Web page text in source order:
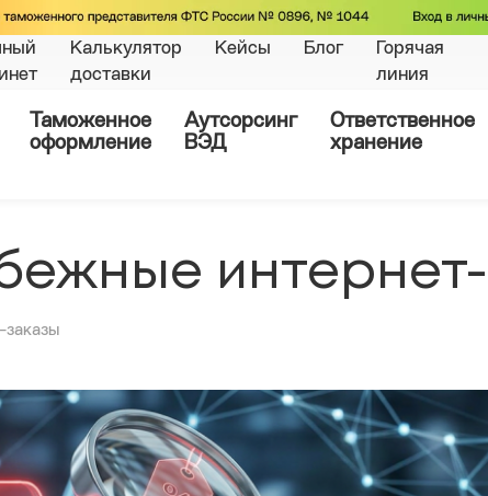
Калькулятор
доставки
Кейсы Блог
Горячая
линия
Таможенное
оформление
Аутсорсинг
ВЭД
Ответственное
хранение
заказы